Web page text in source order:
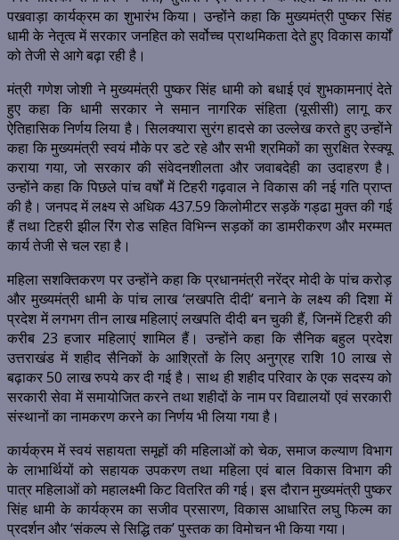
पखवाड़ा कार्यक्रम का शुभारंभ किया। उन्होंने कहा कि मुख्यमंत्री पुष्कर सिंह
धामी के नेतृत्व में सरकार जनहित को सर्वोच्च प्राथमिकता देते हुए विकास कार्यों
को तेजी से आगे बढ़ा रही है।
मंत्री गणेश जोशी ने मुख्यमंत्री पुष्कर सिंह धामी को बधाई एवं शुभकामनाएं देते
हुए कहा कि धामी सरकार ने समान नागरिक संहिता (यूसीसी) लागू कर
ऐतिहासिक निर्णय लिया है। सिलक्यारा सुरंग हादसे का उल्लेख करते हुए उन्होंने
कहा कि मुख्यमंत्री स्वयं मौके पर डटे रहे और सभी श्रमिकों का सुरक्षित रेस्क्यू
कराया गया, जो सरकार की संवेदनशीलता और जवाबदेही का उदाहरण है।
उन्होंने कहा कि पिछले पांच वर्षों में टिहरी गढ़वाल ने विकास की नई गति प्राप्त
की है। जनपद में लक्ष्य से अधिक 437.59 किलोमीटर सड़कें गड्ढा मुक्त की गई
हैं तथा टिहरी झील रिंग रोड सहित विभिन्न सड़कों का डामरीकरण और मरम्मत
कार्य तेजी से चल रहा है।
महिला सशक्तिकरण पर उन्होंने कहा कि प्रधानमंत्री नरेंद्र मोदी के पांच करोड़
और मुख्यमंत्री धामी के पांच लाख ‘लखपति दीदी’ बनाने के लक्ष्य की दिशा में
प्रदेश में लगभग तीन लाख महिलाएं लखपति दीदी बन चुकी हैं, जिनमें टिहरी की
करीब 23 हजार महिलाएं शामिल हैं। उन्होंने कहा कि सैनिक बहुल प्रदेश
उत्तराखंड में शहीद सैनिकों के आश्रितों के लिए अनुग्रह राशि 10 लाख से
बढ़ाकर 50 लाख रुपये कर दी गई है। साथ ही शहीद परिवार के एक सदस्य को
सरकारी सेवा में समायोजित करने तथा शहीदों के नाम पर विद्यालयों एवं सरकारी
संस्थानों का नामकरण करने का निर्णय भी लिया गया है।
कार्यक्रम में स्वयं सहायता समूहों की महिलाओं को चेक, समाज कल्याण विभाग
के लाभार्थियों को सहायक उपकरण तथा महिला एवं बाल विकास विभाग की
पात्र महिलाओं को महालक्ष्मी किट वितरित की गई। इस दौरान मुख्यमंत्री पुष्कर
सिंह धामी के कार्यक्रम का सजीव प्रसारण, विकास आधारित लघु फिल्म का
प्रदर्शन और ‘संकल्प से सिद्धि तक’ पुस्तक का विमोचन भी किया गया।